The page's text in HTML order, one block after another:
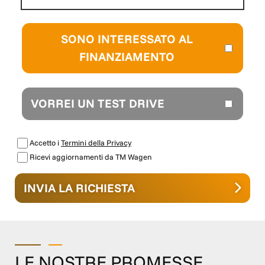
WAGEN PISTOIA FACEBOOK - TM WAGEN PISTOIA
LINKEDIN - GRUPPO TM SITO INTERNET -
www.tmwagen.com Nota bene: Le dotazioni tecniche e
equipaggiamento della vettura. TM Wagen declina ogni
responsabilità per eventuali involontarie incongruenze,
che non rappresentano un impegno contrattuale.
SONO INTERESSATO AL
FINANZIAMENTO
VORREI UN TEST DRIVE
Accetto iTermini della Privacy
Ricevi aggiornamenti da TM Wagen
INVIA LA RICHIESTA